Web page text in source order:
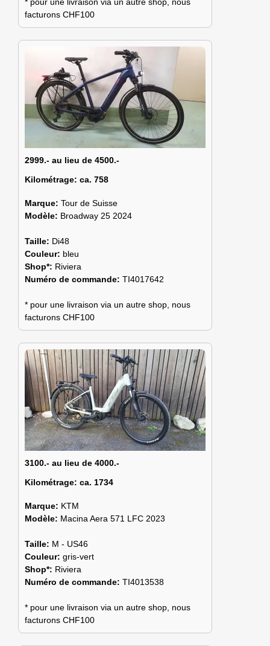
* pour une livraison via un autre shop, nous
facturons CHF100
2999.- au lieu de 4500.-
Kilométrage: ca. 758
Marque: Tour de Suisse
Modèle: Broadway 25 2024
Taille: Di48
Couleur: bleu
Shop*: Riviera
Numéro de commande: TI4017642
* pour une livraison via un autre shop, nous
facturons CHF100
3100.- au lieu de 4000.-
Kilométrage: ca. 1734
Marque: KTM
Modèle: Macina Aera 571 LFC 2023
Taille: M - US46
Couleur: gris-vert
Shop*: Riviera
Numéro de commande: TI4013538
* pour une livraison via un autre shop, nous
facturons CHF100